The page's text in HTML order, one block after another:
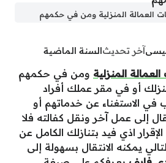
العمالة المنزلية ومن في حكمهم
آخر تحديثالسنة الماضية
المنزلية ومن في حكمهم
أو في مقر عملك أفراد
في الاستغناء عن خدماتهم أو
إلى عمل آخر ونقل كفالته فلا
اذي فيد بتنازلك الكامل عن
يمكنه الانتقال بسهولة إلى